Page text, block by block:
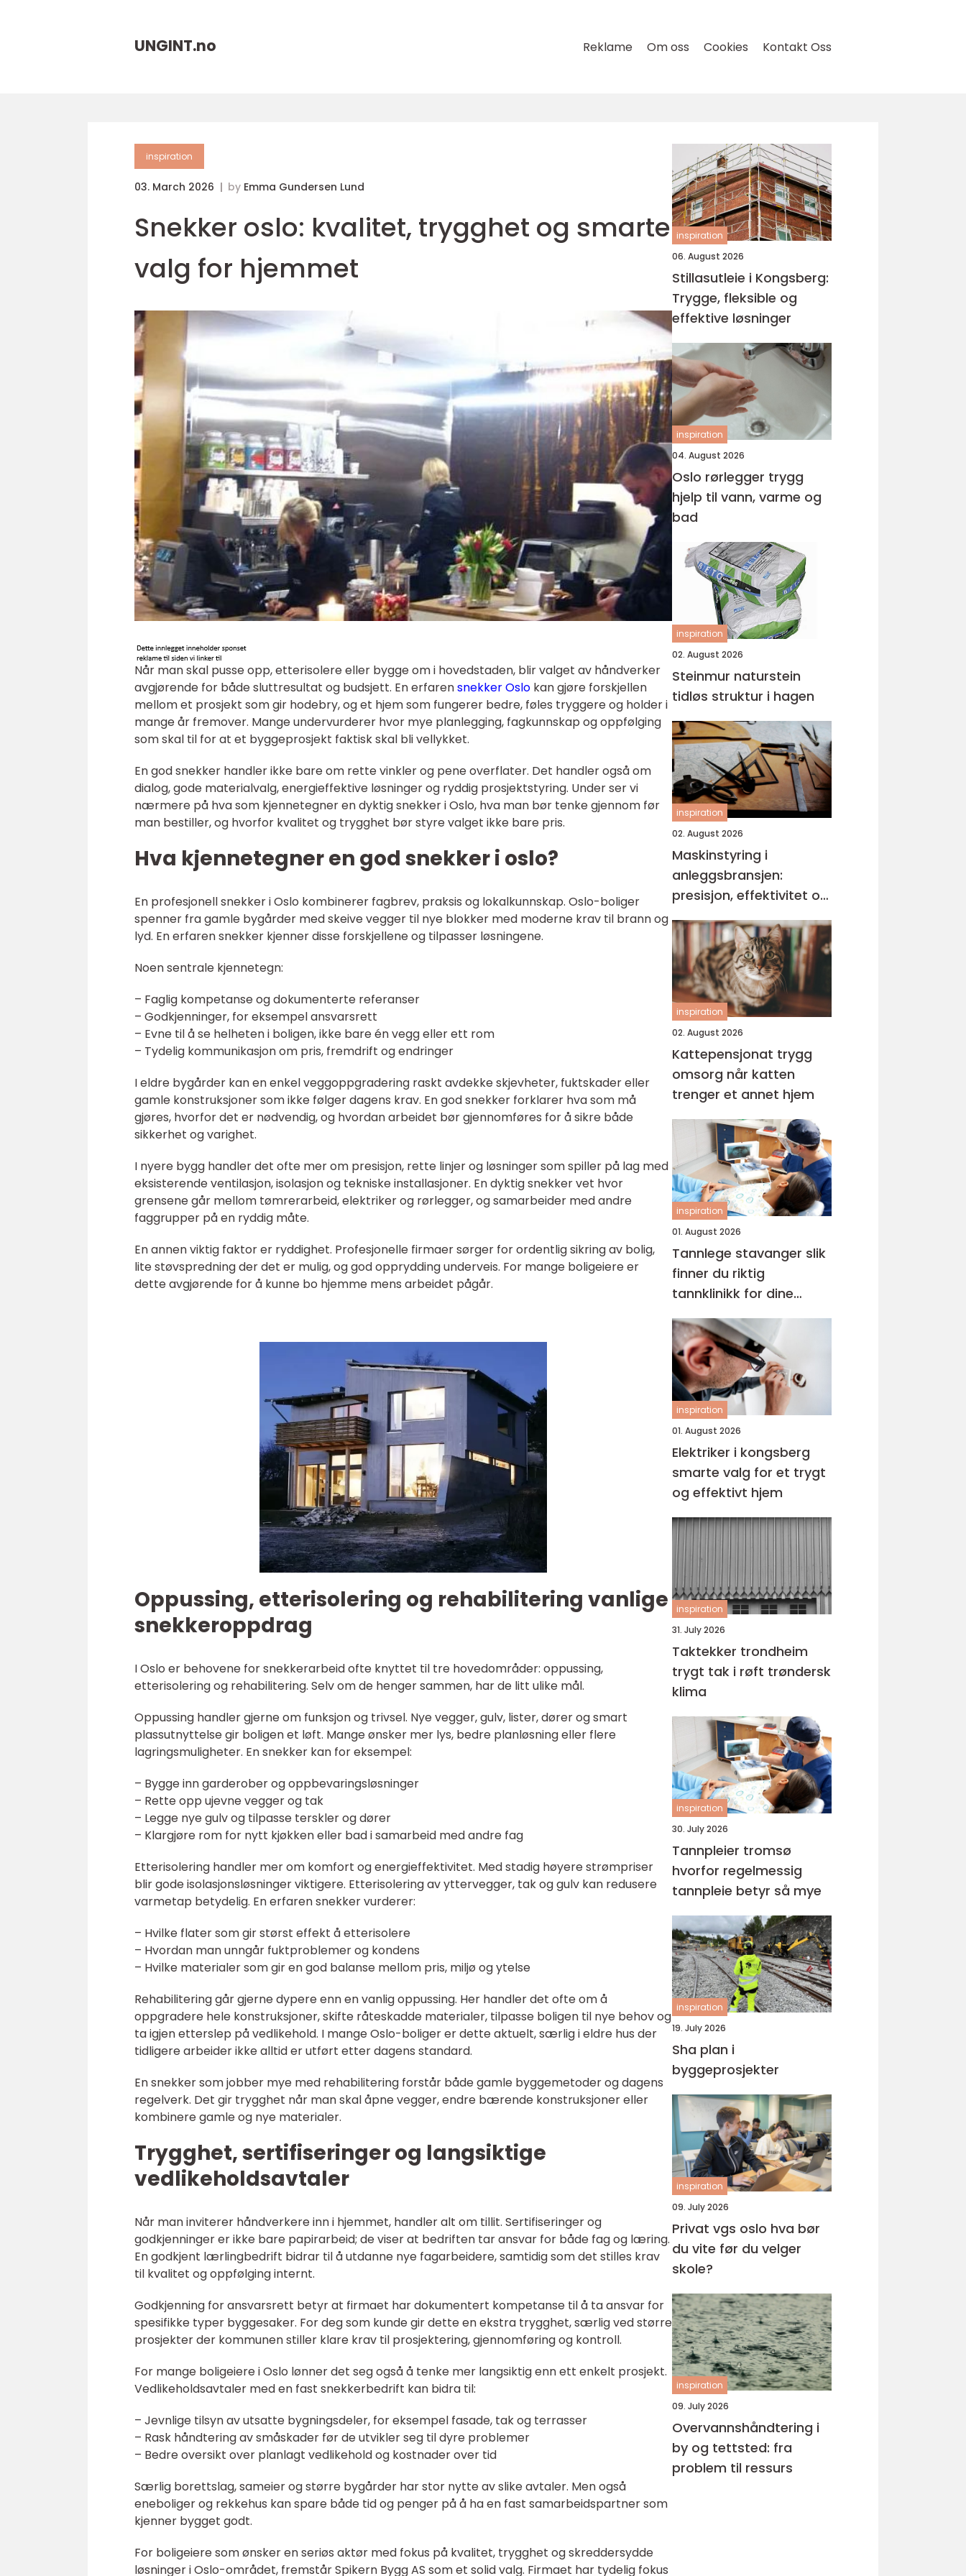
UNGINT.no Reklame Om oss Cookies Kontakt Oss
inspiration
03. March 2026 by Emma Gundersen Lund
Snekker oslo: kvalitet, trygghet og smarte
valg for hjemmet
Når man skal pusse opp, etterisolere eller bygge om i hovedstaden, blir valget av håndverker
avgjørende for både sluttresultat og budsjett. En erfarensnekker Oslo kan gjøre forskjellen
mellom et prosjekt som gir hodebry, og et hjem som fungerer bedre, føles tryggere og holder i
mange år fremover. Mange undervurderer hvor mye planlegging, fagkunnskap og oppfølging
som skal til for at et byggeprosjekt faktisk skal bli vellykket.
En god snekker handler ikke bare om rette vinkler og pene overflater. Det handler også om
dialog, gode materialvalg, energieffektive løsninger og ryddig prosjektstyring. Under ser vi
nærmere på hva som kjennetegner en dyktig snekker i Oslo, hva man bør tenke gjennom før
man bestiller, og hvorfor kvalitet og trygghet bør styre valget ikke bare pris.
Hva kjennetegner en god snekker i oslo?
En profesjonell snekker i Oslo kombinerer fagbrev, praksis og lokalkunnskap. Oslo-boliger
spenner fra gamle bygårder med skeive vegger til nye blokker med moderne krav til brann og
lyd. En erfaren snekker kjenner disse forskjellene og tilpasser løsningene.
Noen sentrale kjennetegn:
– Faglig kompetanse og dokumenterte referanser
– Godkjenninger, for eksempel ansvarsrett
– Evne til å se helheten i boligen, ikke bare én vegg eller ett rom
– Tydelig kommunikasjon om pris, fremdrift og endringer
I eldre bygårder kan en enkel veggoppgradering raskt avdekke skjevheter, fuktskader eller
gamle konstruksjoner som ikke følger dagens krav. En god snekker forklarer hva som må
gjøres, hvorfor det er nødvendig, og hvordan arbeidet bør gjennomføres for å sikre både
sikkerhet og varighet.
I nyere bygg handler det ofte mer om presisjon, rette linjer og løsninger som spiller på lag med
eksisterende ventilasjon, isolasjon og tekniske installasjoner. En dyktig snekker vet hvor
grensene går mellom tømrerarbeid, elektriker og rørlegger, og samarbeider med andre
faggrupper på en ryddig måte.
En annen viktig faktor er ryddighet. Profesjonelle firmaer sørger for ordentlig sikring av bolig,
lite støvspredning der det er mulig, og god opprydding underveis. For mange boligeiere er
dette avgjørende for å kunne bo hjemme mens arbeidet pågår.
Oppussing, etterisolering og rehabilitering vanlige
snekkeroppdrag
I Oslo er behovene for snekkerarbeid ofte knyttet til tre hovedområder: oppussing,
etterisolering og rehabilitering. Selv om de henger sammen, har de litt ulike mål.
Oppussing handler gjerne om funksjon og trivsel. Nye vegger, gulv, lister, dører og smart
plassutnyttelse gir boligen et løft. Mange ønsker mer lys, bedre planløsning eller flere
lagringsmuligheter. En snekker kan for eksempel:
– Bygge inn garderober og oppbevaringsløsninger
– Rette opp ujevne vegger og tak
– Legge nye gulv og tilpasse terskler og dører
– Klargjøre rom for nytt kjøkken eller bad i samarbeid med andre fag
Etterisolering handler mer om komfort og energieffektivitet. Med stadig høyere strømpriser
blir gode isolasjonsløsninger viktigere. Etterisolering av yttervegger, tak og gulv kan redusere
varmetap betydelig. En erfaren snekker vurderer:
– Hvilke flater som gir størst effekt å etterisolere
– Hvordan man unngår fuktproblemer og kondens
– Hvilke materialer som gir en god balanse mellom pris, miljø og ytelse
Rehabilitering går gjerne dypere enn en vanlig oppussing. Her handler det ofte om å
oppgradere hele konstruksjoner, skifte råteskadde materialer, tilpasse boligen til nye behov og
ta igjen etterslep på vedlikehold. I mange Oslo-boliger er dette aktuelt, særlig i eldre hus der
tidligere arbeider ikke alltid er utført etter dagens standard.
En snekker som jobber mye med rehabilitering forstår både gamle byggemetoder og dagens
regelverk. Det gir trygghet når man skal åpne vegger, endre bærende konstruksjoner eller
kombinere gamle og nye materialer.
Trygghet, sertifiseringer og langsiktige
vedlikeholdsavtaler
Når man inviterer håndverkere inn i hjemmet, handler alt om tillit. Sertifiseringer og
godkjenninger er ikke bare papirarbeid; de viser at bedriften tar ansvar for både fag og læring.
En godkjent lærlingbedrift bidrar til å utdanne nye fagarbeidere, samtidig som det stilles krav
til kvalitet og oppfølging internt.
Godkjenning for ansvarsrett betyr at firmaet har dokumentert kompetanse til å ta ansvar for
spesifikke typer byggesaker. For deg som kunde gir dette en ekstra trygghet, særlig ved større
prosjekter der kommunen stiller klare krav til prosjektering, gjennomføring og kontroll.
For mange boligeiere i Oslo lønner det seg også å tenke mer langsiktig enn ett enkelt prosjekt.
Vedlikeholdsavtaler med en fast snekkerbedrift kan bidra til:
– Jevnlige tilsyn av utsatte bygningsdeler, for eksempel fasade, tak og terrasser
– Rask håndtering av småskader før de utvikler seg til dyre problemer
– Bedre oversikt over planlagt vedlikehold og kostnader over tid
Særlig borettslag, sameier og større bygårder har stor nytte av slike avtaler. Men også
eneboliger og rekkehus kan spare både tid og penger på å ha en fast samarbeidspartner som
kjenner bygget godt.
For boligeiere som ønsker en seriøs aktør med fokus på kvalitet, trygghet og skreddersydde
løsninger i Oslo-området, fremstår Spikern Bygg AS som et solid valg. Firmaet har tydelig fokus
inspiration
06. August 2026
Stillasutleie i Kongsberg:
Trygge, fleksible og
effektive løsninger
inspiration
04. August 2026
Oslo rørlegger trygg
hjelp til vann, varme og
bad
inspiration
02. August 2026
Steinmur naturstein
tidløs struktur i hagen
inspiration
02. August 2026
Maskinstyring i
anleggsbransjen:
presisjon, effektivitet og
bedre dokumentasjon
inspiration
02. August 2026
Kattepensjonat trygg
omsorg når katten
trenger et annet hjem
inspiration
01. August 2026
Tannlege stavanger slik
finner du riktig
tannklinikk for dine
behov
inspiration
01. August 2026
Elektriker i kongsberg
smarte valg for et trygt
og effektivt hjem
inspiration
31. July 2026
Taktekker trondheim
trygt tak i røft trøndersk
klima
inspiration
30. July 2026
Tannpleier tromsø
hvorfor regelmessig
tannpleie betyr så mye
inspiration
19. July 2026
Sha plan i
byggeprosjekter
inspiration
09. July 2026
Privat vgs oslo hva bør
du vite før du velger
skole?
inspiration
09. July 2026
Overvannshåndtering i
by og tettsted: fra
problem til ressurs